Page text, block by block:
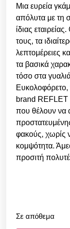
Μια ευρεία
απόλυτα με τη
ίδιας
τους, τα
λεπτομέρειες
τα βασικά
τόσο στα
Ευκολοφόρετο,
brand REFLET
που θέλουν να
φακούς, χωρίς
κομψότητα.
προσιτή
Σε απόθεμα